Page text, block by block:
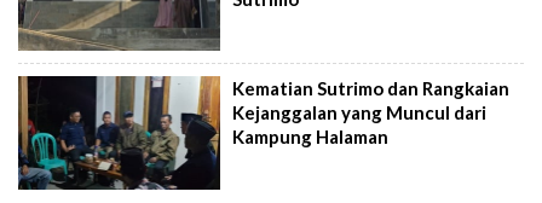
Kematian Sutrimo dan Rangkaian
Kejanggalan yang Muncul dari
Kampung Halaman